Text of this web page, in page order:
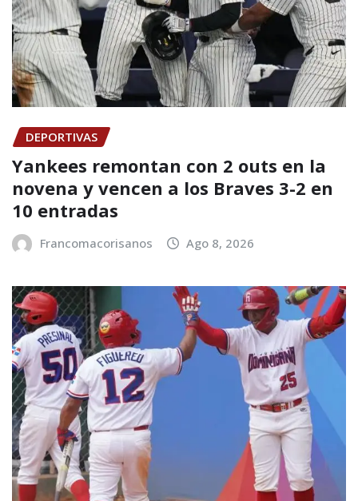
DEPORTIVAS
Yankees remontan con 2 outs en la
novena y vencen a los Braves 3-2 en
10 entradas
Francomacorisanos Ago 8, 2026